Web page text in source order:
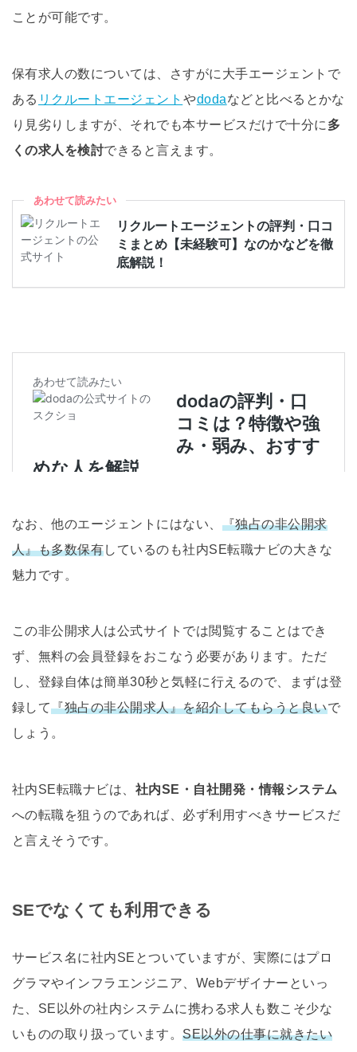
ことが可能です。
保有求人の数については、さすがに大手エージェントで
ある リクルートエージェント やdodaなどと比べるとかな
り見劣りしますが、それでも本サービスだけで十分に 多
くの求人を検討できると言えます。
なお、他のエージェントにはない、 『独占の非公開求
人』も多数保有しているのも社内SE転職ナビの大きな
魅力です。
この非公開求人は公式サイトでは閲覧することはでき
ず、無料の会員登録をおこなう必要があります。ただ
し、登録自体は簡単30秒と気軽に行えるので、まずは登
録して『独占の非公開求人』を紹介してもらうと良いで
しょう。
社内SE転職ナビは、 社内SE・自社開発・情報システム
への転職を狙うのであれば、必ず利用すべきサービスだ
と言えそうです。
SEでなくても利用できる
サービス名に社内SEとついていますが、実際にはプロ
グラマやインフラエンジニア、Webデザイナーといっ
た、SE以外の社内システムに携わる求人も数こそ少な
いものの取り扱っています。SE以外の仕事に就きたい